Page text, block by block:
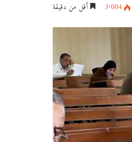
3٬004 أقل من دقيقة